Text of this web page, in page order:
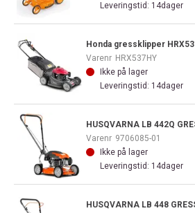
Leveringstid: 14dager
Honda gressklipper
Varenr HRX537HY
Ikke på lager
Leveringstid: 14dager
HUSQVARNA LB 442Q
Varenr 9706085-01
Ikke på lager
Leveringstid: 14dager
HUSQVARNA LB 448